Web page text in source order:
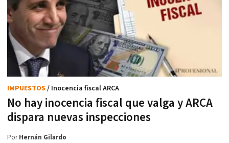
No hay inocencia fiscal que valga y ARCA
dispara nuevas inspecciones
IMPUESTOS / Inocencia fiscal ARCA
PorHernán Gilardo